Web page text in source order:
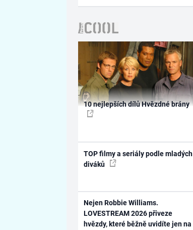
10 nejlepších dílů Hvězdné brány
TOP filmy a seriály podle mladých
diváků
Nejen Robbie Williams.
LOVESTREAM 2026 přiveze
hvězdy, které běžně uvidíte jen na